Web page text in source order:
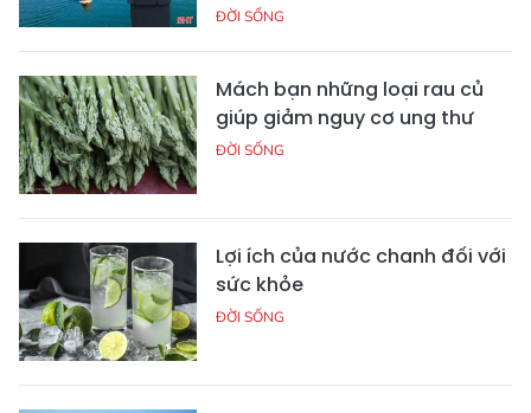
ĐỜI SỐNG
Mách bạn những loại rau củ
giúp giảm nguy cơ ung thư
ĐỜI SỐNG
Lợi ích của nước chanh đối với
sức khỏe
ĐỜI SỐNG